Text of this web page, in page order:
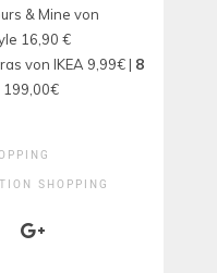
& Mine von
16,90 €
von IKEA 9,99€ | 8
199,00€
SHOPPING